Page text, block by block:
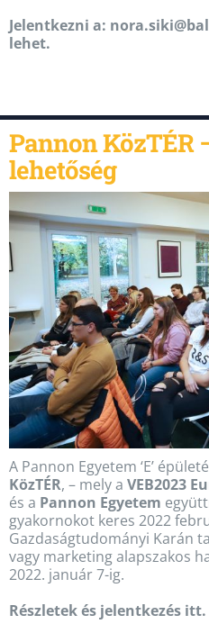
Jelentkezni a:
lehet.
Pannon KözTÉR
lehetőség
A Pannon Egyetem ‘E’
KözTÉR, – mely a VEB2023
és a Pannon Egyetem
gyakornokot keres 2022
Gazdaságtudományi Karán
vagy marketing alapszakos
2022. január 7-ig.
Részletek és jelentkezés itt.